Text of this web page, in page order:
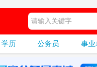
学历 公务员 事业